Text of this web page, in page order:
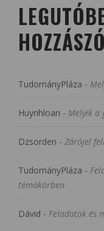
TudományPláza -
Huynhloan - Melyik a
Dzsorden - Zárójel
TudományPláza -
témakörben
Dávid - Feladatok és